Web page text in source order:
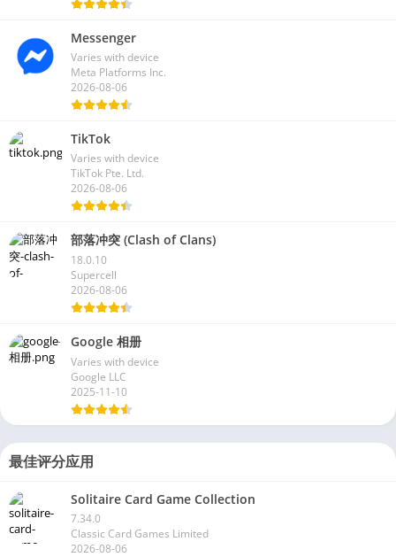
Messenger
Varies with device
Meta Platforms Inc.
2026-08-06
TikTok
Varies with device
TikTok Pte. Ltd.
2026-08-06
部落冲突 (Clash of Clans)
18.0.10
Supercell
2026-08-06
Google 相册
Varies with device
Google LLC
2025-11-10
最佳评分应用
Solitaire Card Game Collection
7.34.0
Classic Card Games Limited
2026-08-06